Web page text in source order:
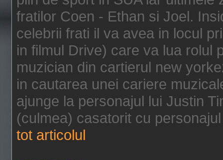
fratilor Coen - Ethan si Joel.
celebrii frati il va avea in locul
in filmul Drive) care va lua rolul
muzician din cartierul new
in cautarea unei cariere
ajunge la personajul lui Justin
(culmea) casatorit cu
tot articolul